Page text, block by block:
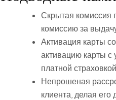
Скрытая комиссия
комиссию за
Активация карты
активацию карты с
платной
Непрошеная
клиента, делая его